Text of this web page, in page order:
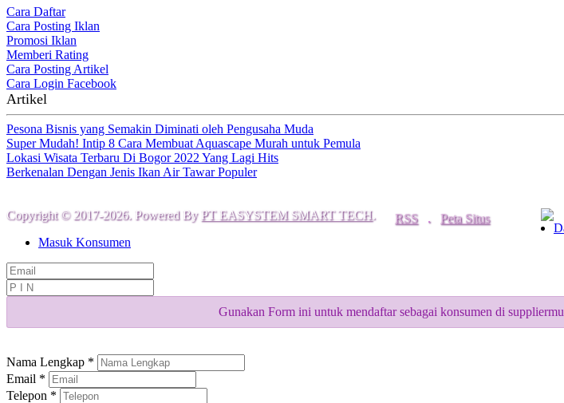
Cara Daftar
Cara Posting Iklan
Promosi Iklan
Memberi Rating
Cara Posting Artikel
Cara Login Facebook
Artikel
Pesona Bisnis yang Semakin Diminati oleh Pengusaha Muda
Super Mudah! Intip 8 Cara Membuat Aquascape Murah untuk Pemula
Lokasi Wisata Terbaru Di Bogor 2022 Yang Lagi Hits
Berkenalan Dengan Jenis Ikan Air Tawar Populer
Copyright © 2017-2026. Powered By PT EASYSTEM SMART TECH. RSS . Peta Situs
Masuk Konsumen
Gunakan Form ini untuk mendaftar sebagai konsumen di
Nama Lengkap *
Email *
Telepon *